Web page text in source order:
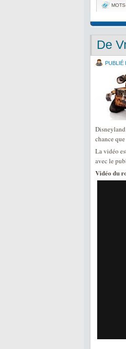
De
PUBLIÉ
chance
La vidéo
avec le
Vidéo du